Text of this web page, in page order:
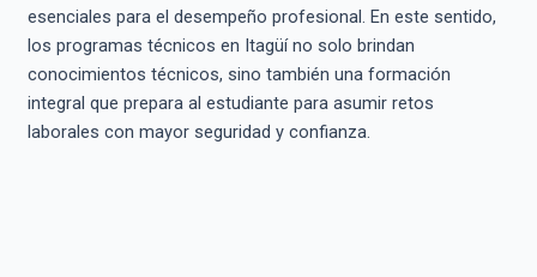
esenciales para el desempeño profesional. En este sentido,
los programas técnicos en Itagüí no solo brindan
conocimientos técnicos, sino también una formación
integral que prepara al estudiante para asumir retos
laborales con mayor seguridad y confianza.